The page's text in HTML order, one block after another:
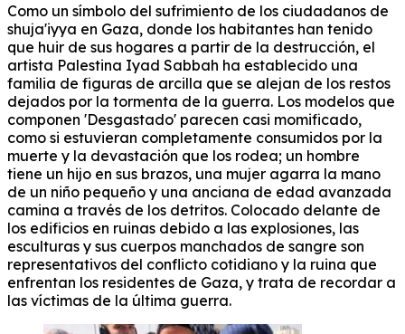
Como un símbolo del sufrimiento de los ciudadanos de
shuja'iyya en Gaza, donde los habitantes han tenido
que huir de sus hogares a partir de la destrucción, el
artista Palestina Iyad Sabbah ha establecido una
familia de figuras de arcilla que se alejan de los restos
dejados por la tormenta de la guerra. Los modelos que
componen 'Desgastado' parecen casi momificado,
como si estuvieran completamente consumidos por la
muerte y la devastación que los rodea; un hombre
tiene un hijo en sus brazos, una mujer agarra la mano
de un niño pequeño y una anciana de edad avanzada
camina a través de los detritos. Colocado delante de
los edificios en ruinas debido a las explosiones, las
esculturas y sus cuerpos manchados de sangre son
representativos del conflicto cotidiano y la ruina que
enfrentan los residentes de Gaza, y trata de recordar a
las víctimas de la última guerra.